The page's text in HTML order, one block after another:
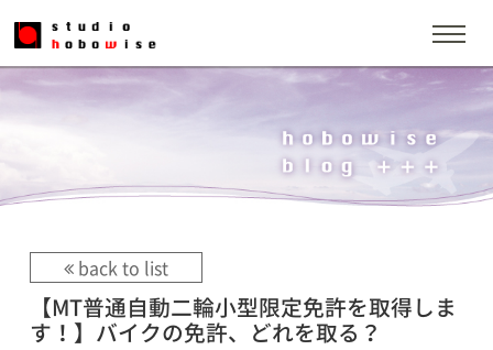
back to list
【MT普通自動二輪小型限定免許を取得しま
す！】バイクの免許、どれを取る？